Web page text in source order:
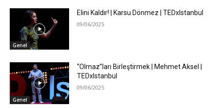
Genel
Elini Kaldır! | Karsu Dönmez | TEDxIstanbul
09/06/2025
Genel
“Olmaz”ları Birleştirmek | Mehmet Aksel |
TEDxIstanbul
09/06/2025